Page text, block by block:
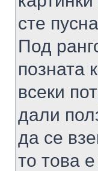
сте
Под
позната
всеки
дали
да се
то това